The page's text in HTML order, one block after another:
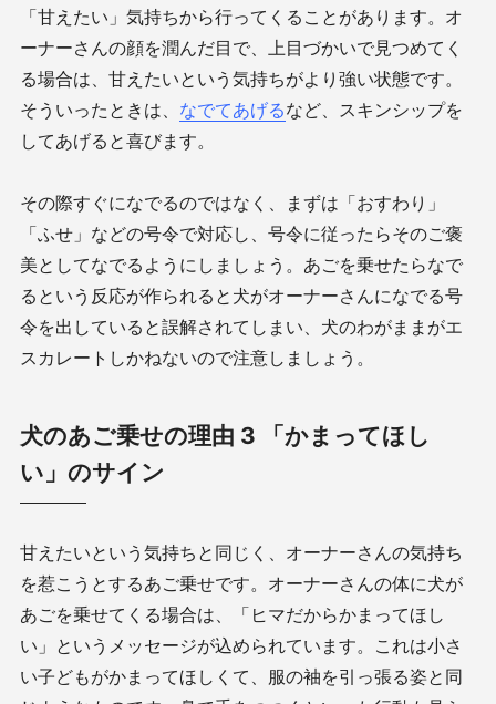
「甘えたい」気持ちから行ってくることがあります。オ
ーナーさんの顔を潤んだ目で、上目づかいで見つめてく
る場合は、甘えたいという気持ちがより強い状態です。
そういったときは、 なでてあげるなど、スキンシップを
してあげると喜びます。
その際すぐになでるのではなく、まずは「おすわり」
「ふせ」などの号令で対応し、号令に従ったらそのご褒
美としてなでるようにしましょう。あごを乗せたらなで
るという反応が作られると犬がオーナーさんになでる号
令を出していると誤解されてしまい、犬のわがままがエ
スカレートしかねないので注意しましょう。
犬のあご乗せの理由 3 「かまってほし
い」のサイン
甘えたいという気持ちと同じく、オーナーさんの気持ち
を惹こうとするあご乗せです。オーナーさんの体に犬が
あごを乗せてくる場合は、「ヒマだからかまってほし
い」というメッセージが込められています。これは小さ
い子どもがかまってほしくて、服の袖を引っ張る姿と同